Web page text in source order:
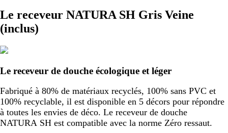
Le receveur NATURA SH Gris Veine
(inclus)
Le receveur de douche écologique et léger
Fabriqué à 80% de matériaux recyclés, 100% sans PVC et
100% recyclable, il est disponible en 5 décors pour répondre
à toutes les envies de déco. Le receveur de douche
NATURA SH est compatible avec la norme Zéro ressaut.